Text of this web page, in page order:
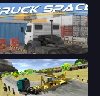
Truck Space